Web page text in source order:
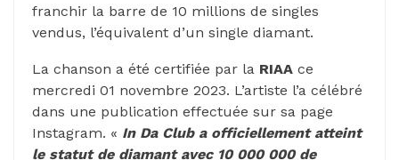
franchir la barre de 10 millions de singles
vendus, l’équivalent d’un single diamant.
La chanson a été certifiée par la RIAA ce
mercredi 01 novembre 2023. L’artiste l’a célébré
dans une publication effectuée sur sa page
Instagram. « In Da Club a officiellement atteint
le statut de diamant avec 10 000 000 de